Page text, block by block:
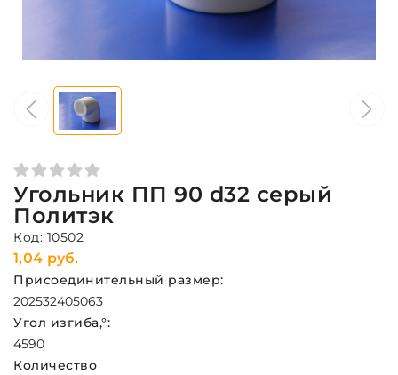
Угольник ПП 90 d32 серый
Политэк
Код: 10502
1,04 руб.
Присоединительный размер:
202532405063
Угол изгиба,°:
4590
Количество